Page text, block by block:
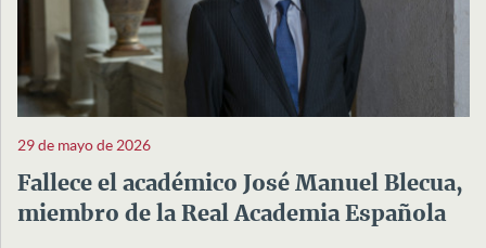
29 de mayo de 2026
Fallece el académico José Manuel Blecua,
miembro de la Real Academia Española